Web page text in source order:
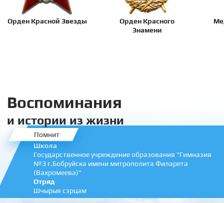
Орден Красной Звезды
Орден Красного
Знамени
Воспоминания
и истории из жизни
Помнит
Школа
Государственное учреждение образования "Гимназия
№3 г.Бобруйска имени митрополита Филарета
(Вахромеева)"
Отряд
Шчырыя сэрцам